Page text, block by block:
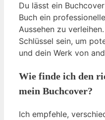
Du lässt ein
Buch ein
Aussehen zu
Schlüssel sein, um
und dein Werk von
Wie finde ich den
mein Buchcover?
Ich empfehle,